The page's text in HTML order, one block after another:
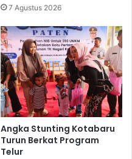
7 Agustus 2026
Angka Stunting Kotabaru
Turun Berkat Program
Telur